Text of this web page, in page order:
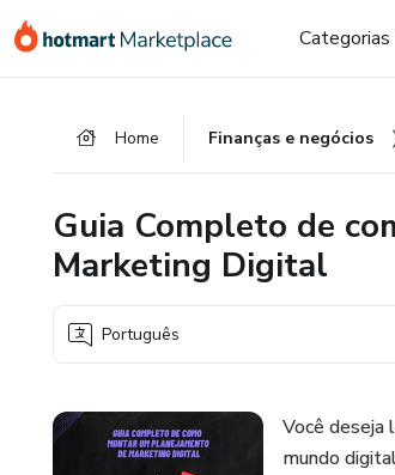
para
para
para
Categorias
Home Finanças e negócios
Guia Completo de
Marketing Digital
Português
Você deseja
mundo